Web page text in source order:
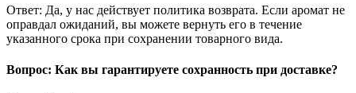
Ответ: Да, у нас действует политика возврата. Если аромат не
оправдал ожиданий, вы можете вернуть его в течение
указанного срока при сохранении товарного вида.
Вопрос: Как вы гарантируете сохранность при доставке?